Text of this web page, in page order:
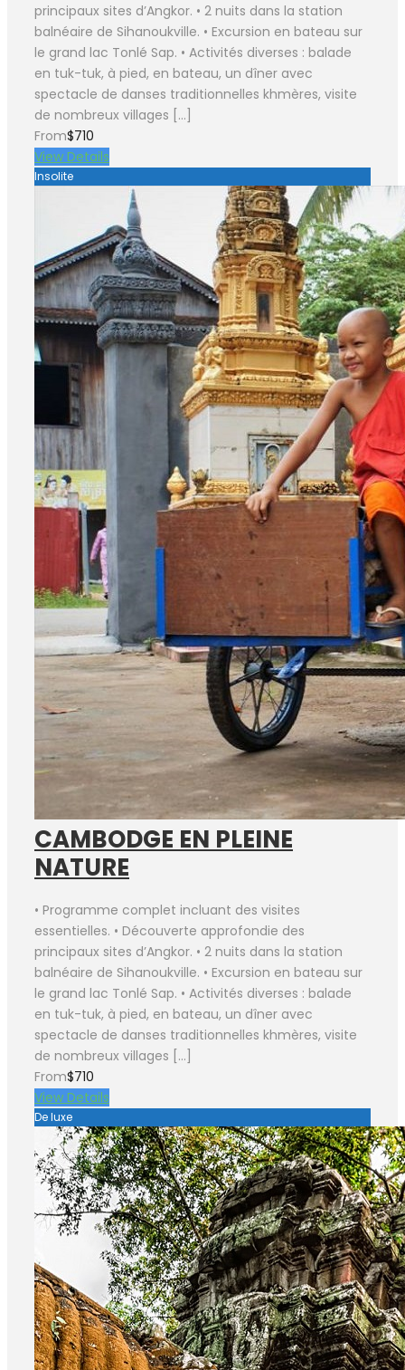
principaux sites d’Angkor. • 2 nuits dans la station
balnéaire de Sihanoukville. • Excursion en bateau sur
le grand lac Tonlé Sap. • Activités diverses : balade
en tuk-tuk, à pied, en bateau, un dîner avec
spectacle de danses traditionnelles khmères, visite
de nombreux villages […]
From$710
View Details
Insolite
CAMBODGE EN PLEINE
NATURE
• Programme complet incluant des visites
essentielles. • Découverte approfondie des
principaux sites d’Angkor. • 2 nuits dans la station
balnéaire de Sihanoukville. • Excursion en bateau sur
le grand lac Tonlé Sap. • Activités diverses : balade
en tuk-tuk, à pied, en bateau, un dîner avec
spectacle de danses traditionnelles khmères, visite
de nombreux villages […]
From$710
View Details
De luxe